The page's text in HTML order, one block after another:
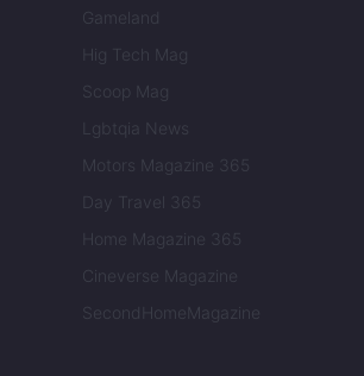
Gameland
Hig Tech Mag
Scoop Mag
Lgbtqia News
Motors Magazine 365
Day Travel 365
Home Magazine 365
Cineverse Magazine
SecondHomeMagazine